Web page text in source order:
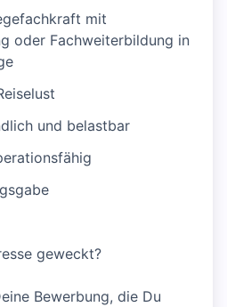
mit
oder Fachweiterbildung in
und belastbar
geweckt?
Bewerbung, die Du